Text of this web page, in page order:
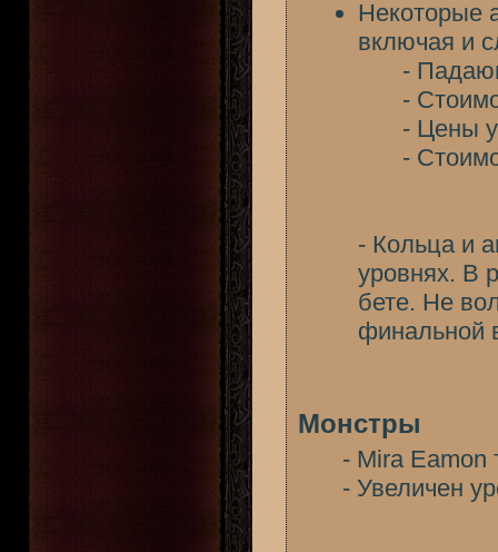
Некоторые
включая и
-
-
- Цены
-
- Кольца и
уровнях. В
бете. Не
финальной
Монстры
- Mira
- Увеличен